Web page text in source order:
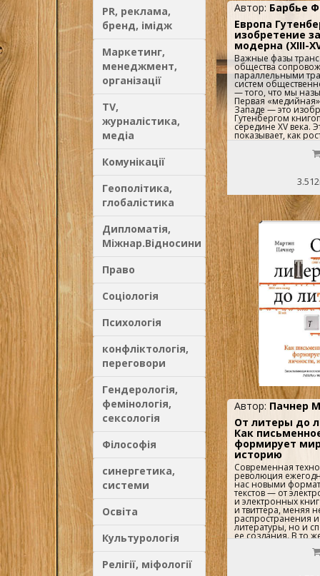
PR, реклама,
бренд, імідж
Маркетинг,
менеджмент,
організації
TV,
журналістика,
медіа
Комунікації
Геополітика,
глобалістика
Дипломатія,
Міжнар.Відносини
Право
Соціологія
Психологія
конфліктологія,
переговори
Гендерологія,
фемінологія,
сексологія
Філософія
синергетика,
системи
Освіта
Культурологія
Релігії, міфології
Автор: Барбье
Европа
изобретение
модерна (XIII-
Важные фазы
общества
параллельными
систем
— того, что мы
Первая
Западе — это
Гутенбергом
середине XV века.
показывает, как
письменных
запускает логику
кульминацией
стартапов»:
вкладываются в
разработки, чтобы
использовать
технологии, в том
книгопечатание.
основные черты
«медийной»
техники,
литературного
надзора и
самого процесса
новое прочтение
Гутенберга
лучше понять ряд
относящихся к
западного мира,
множество
актуальными
Автор: Пачнер
От литеры до
Как
формирует
историю
Современная
революция
нас новыми
текстов — от
и электронных
и твиттера, меняя
распространения
литературы, но и
ее создания. В то
в обиход совсем